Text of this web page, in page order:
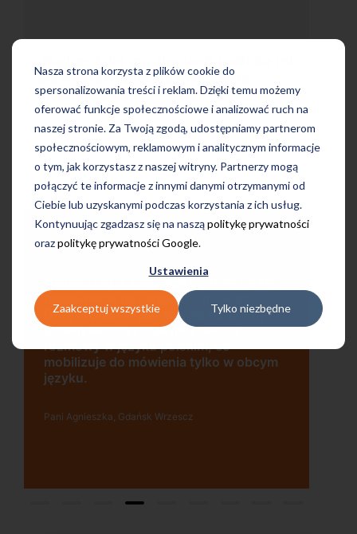
Nasza strona korzysta z plików cookie do
spersonalizowania treści i reklam. Dzięki temu możemy
oferować funkcje społecznościowe i analizować ruch na
naszej stronie. Za Twoją zgodą, udostępniamy partnerom
społecznościowym, reklamowym i analitycznym informacje
o tym, jak korzystasz z naszej witryny. Partnerzy mogą
połączyć te informacje z innymi danymi otrzymanymi od
Ciebie lub uzyskanymi podczas korzystania z ich usług.
Kontynuując zgadzasz się na nasząpolitykę prywatności
orazpolitykę prywatności Google.
Ustawienia
Zaakceptuj wszystkie Tylko niezbędne
„Wygodna, nowoczesna szkoła
położona w dogodnej lokalizacji”
Uczę się w tej szkole od 4 lat i jestem
bardzo zadowolona. Zajęcia z nativami,
wygodna, nowoczesna szkoła położona
w dogodnej lokalizacji, bo tuż przy
bardzo konkurencyjna cena kursu i
najlepsza Pani manager, która służy
pomocą w każdej chwili! Polecam!
Pani Małgrzata, Warszawa Metro Świętokrzyska